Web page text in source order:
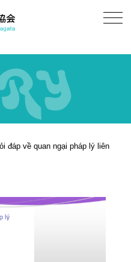
đáp về quan ngại pháp lý liên